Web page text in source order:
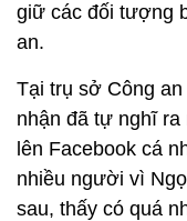
giữ các đối tượng
an.
Tại trụ sở Công
nhận đã tự nghĩ ra
lên Facebook cá
nhiều người vì
sau, thấy có quá